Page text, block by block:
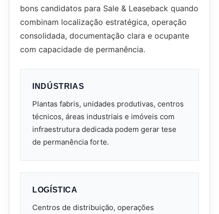
bons candidatos para Sale & Leaseback quando
combinam localização estratégica, operação
consolidada, documentação clara e ocupante
com capacidade de permanência.
INDÚSTRIAS
Plantas fabris, unidades produtivas, centros
técnicos, áreas industriais e imóveis com
infraestrutura dedicada podem gerar tese
de permanência forte.
LOGÍSTICA
Centros de distribuição, operações